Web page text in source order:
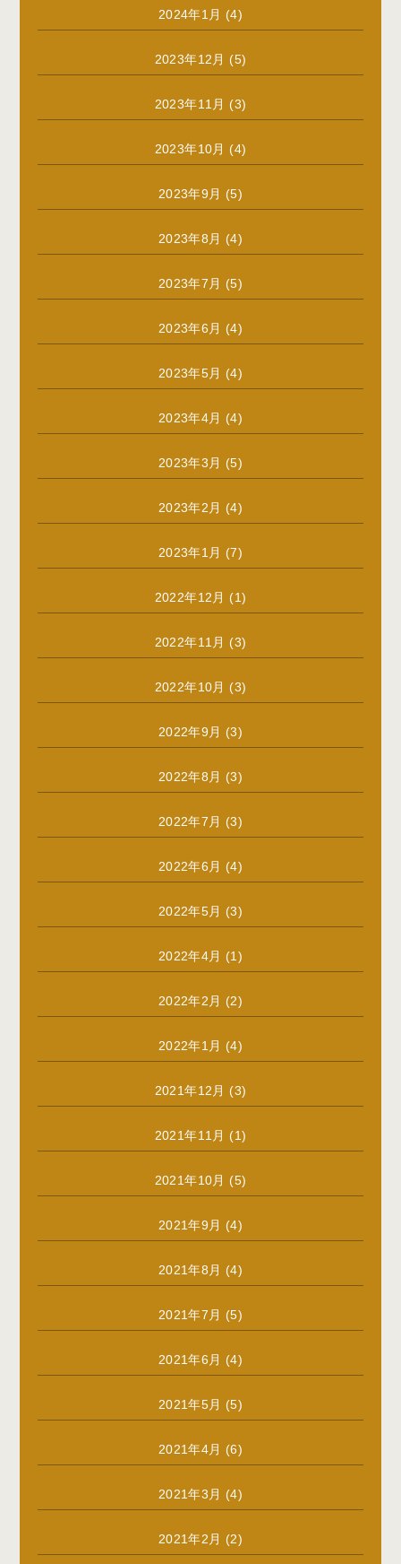
2024年1月 (4)
2023年12月 (5)
2023年11月 (3)
2023年10月 (4)
2023年9月 (5)
2023年8月 (4)
2023年7月 (5)
2023年6月 (4)
2023年5月 (4)
2023年4月 (4)
2023年3月 (5)
2023年2月 (4)
2023年1月 (7)
2022年12月 (1)
2022年11月 (3)
2022年10月 (3)
2022年9月 (3)
2022年8月 (3)
2022年7月 (3)
2022年6月 (4)
2022年5月 (3)
2022年4月 (1)
2022年2月 (2)
2022年1月 (4)
2021年12月 (3)
2021年11月 (1)
2021年10月 (5)
2021年9月 (4)
2021年8月 (4)
2021年7月 (5)
2021年6月 (4)
2021年5月 (5)
2021年4月 (6)
2021年3月 (4)
2021年2月 (2)